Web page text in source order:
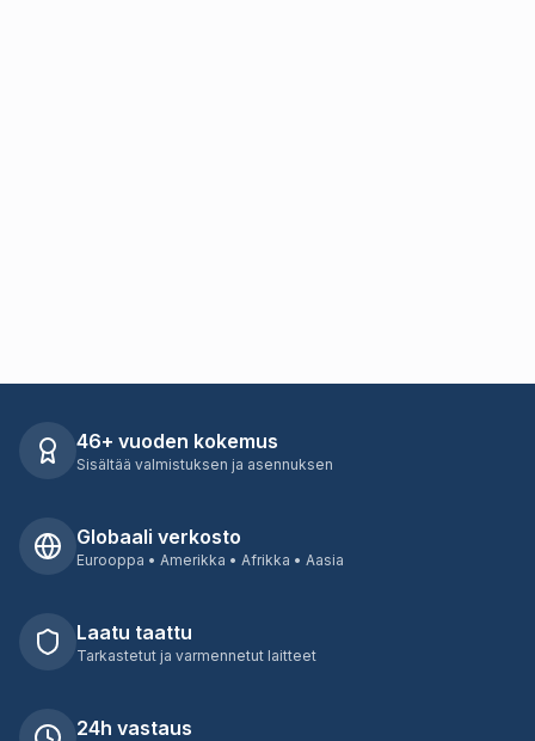
46+ vuoden kokemus
Sisältää valmistuksen ja asennuksen
Globaali verkosto
Eurooppa • Amerikka • Afrikka • Aasia
Laatu taattu
Tarkastetut ja varmennetut laitteet
24h vastaus